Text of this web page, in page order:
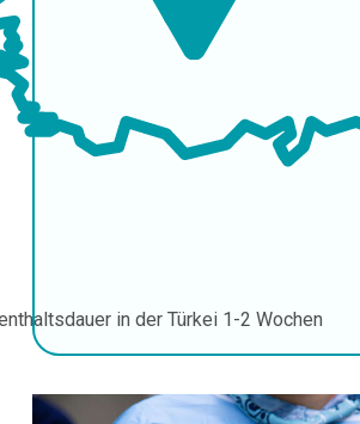
in der Türkei 1-2 Wochen